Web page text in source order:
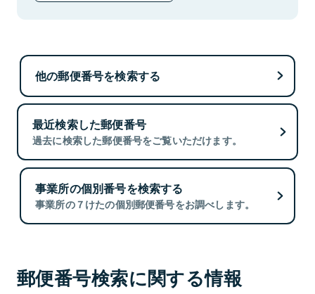
他の郵便番号を検索する
最近検索した郵便番号
過去に検索した郵便番号をご覧いただけます。
事業所の個別番号を検索する
事業所の７けたの個別郵便番号をお調べします。
郵便番号検索に関する情報